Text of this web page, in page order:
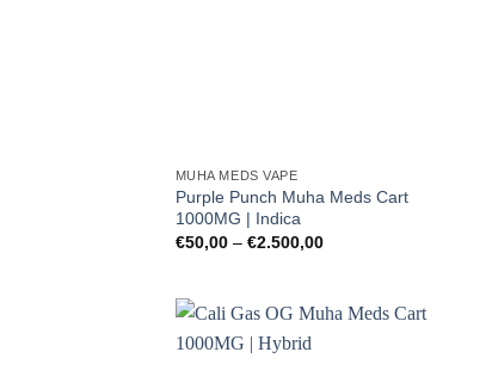
MUHA MEDS VAPE
Purple Punch Muha Meds Cart
1000MG | Indica
€50,00 – €2.500,00Preisspanne: